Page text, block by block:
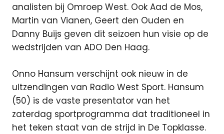
analisten bij Omroep West. Ook Aad de Mos,
Martin van Vianen, Geert den Ouden en
Danny Buijs geven dit seizoen hun visie op de
wedstrijden van ADO Den Haag.
Onno Hansum verschijnt ook nieuw in de
uitzendingen van Radio West Sport. Hansum
(50) is de vaste presentator van het
zaterdag sportprogramma dat traditioneel in
het teken staat van de strijd in De Topklasse.